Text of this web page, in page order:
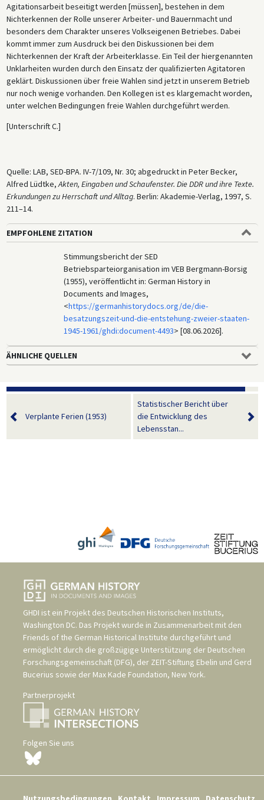
Agitationsarbeit beseitigt werden [müssen], bestehen in dem
Nichterkennen der Rolle unserer Arbeiter- und Bauernmacht und
besonders dem Charakter unseres Volkseigenen Betriebes. Dabei
kommt immer zum Ausdruck bei den Diskussionen bei dem
Nichterkennen der Kraft der Arbeiterklasse. Ein Teil der hiergenannten
Unklarheiten wurden durch den Einsatz der qualifizierten Agitatoren
geklärt. Diskussionen über freie Wahlen sind jetzt in unserem Betrieb
nur noch wenige vorhanden. Den Kollegen ist es klargemacht worden,
unter welchen Bedingungen freie Wahlen durchgeführt werden.
[Unterschrift C.]
Quelle: LAB, SED-BPA. IV-7/109, Nr. 30; abgedruckt in Peter Becker,
Alfred Lüdtke,Akten, Eingaben und Schaufenster. Die DDR und ihre Texte.
Erkundungen zu Herrschaft und Alltag. Berlin: Akademie-Verlag, 1997, S.
211–14.
EMPFOHLENE ZITATION
Stimmungsbericht der SED
Betriebsparteiorganisation im VEB Bergmann-Borsig
(1955), veröffentlicht in: German History in
Documents and Images,
<https://germanhistorydocs.org/de/die-
besatzungszeit-und-die-entstehung-zweier-staaten-
1945-1961/ghdi:document-4493> [08.06.2026].
ÄHNLICHE QUELLEN
Verplante Ferien (1953)
Statistischer Bericht über
die Entwicklung des
Lebensstan...
GHDI ist ein Projekt des Deutschen Historischen Instituts,
Washington DC. Das Projekt wurde in Zusammenarbeit mit den
Friends of the German Historical Institute durchgeführt und
ermöglicht durch die großzügige Unterstützung der Deutschen
Forschungsgemeinschaft (DFG), der ZEIT-Stiftung Ebelin und Gerd
Bucerius sowie der Max Kade Foundation, New York.
Partnerprojekt
Folgen Sie uns